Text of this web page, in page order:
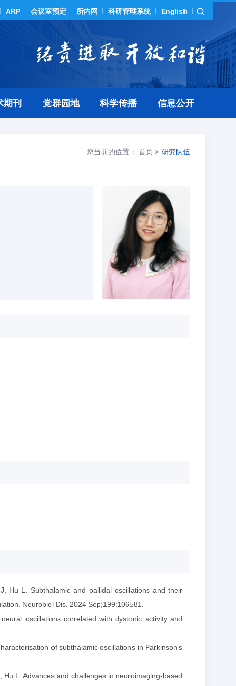
ARP 会议室预定 所内网 科研管理系统 English
期刊 党群园地 科学传播 信息公开
您当前的位置： 首页 研究队伍
Hu L. Subthalamic and pallidal oscillations and their
Neurobiol Dis. 2024 Sep;199:106581.
neural oscillations correlated with dystonic activity and
of subthalamic oscillations in Parkinson's
Hu L. Advances and challenges in neuroimaging-based